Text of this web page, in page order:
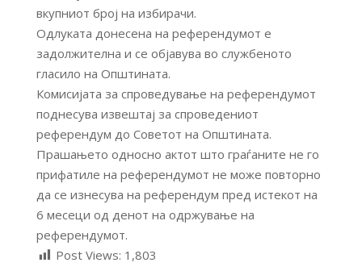
вкупниот број на избирачи.
Одлуката донесена на референдумот е
задолжителна и се објавува во службеното
гласило на Општината.
Комисијата за спроведување на референдумот
поднесува извештај за спроведениот
референдум до Советот на Општината.
Прашањето односно актот што граѓаните не го
прифатиле на референдумот не може повторно
да се изнесува на референдум пред истекот на
6 месеци од денот на одржување на
референдумот.
Post Views: 1,803